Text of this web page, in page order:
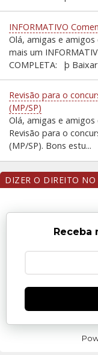
INFORMATIVO
Olá, amigas e
mais um
COMPLETA: þ Baixar
Revisão para o
(MP/SP)
Olá, amigas e
Revisão para o
(MP/SP). Bons estu...
DIZER O DIREITO NO
Receba